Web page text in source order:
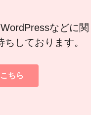
などに関
しております。
ちら